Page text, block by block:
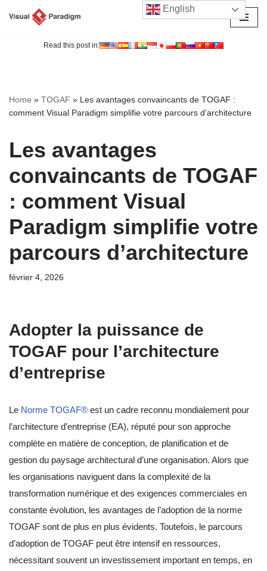
Read this post in:
Home » TOGAF » Les avantages convaincants de TOGAF :
comment Visual Paradigm simplifie votre parcours d’architecture
Les avantages
convaincants de TOGAF
: comment Visual
Paradigm simplifie votre
parcours d’architecture
février 4, 2026
Adopter la puissance de
TOGAF pour l’architecture
d’entreprise
Le Norme TOGAF® est un cadre reconnu mondialement pour
l’architecture d’entreprise (EA), réputé pour son approche
complète en matière de conception, de planification et de
gestion du paysage architectural d’une organisation. Alors que
les organisations naviguent dans la complexité de la
transformation numérique et des exigences commerciales en
constante évolution, les avantages de l’adoption de la norme
TOGAF sont de plus en plus évidents. Toutefois, le parcours
d’adoption de TOGAF peut être intensif en ressources,
nécessitant souvent un investissement important en temps, en
English